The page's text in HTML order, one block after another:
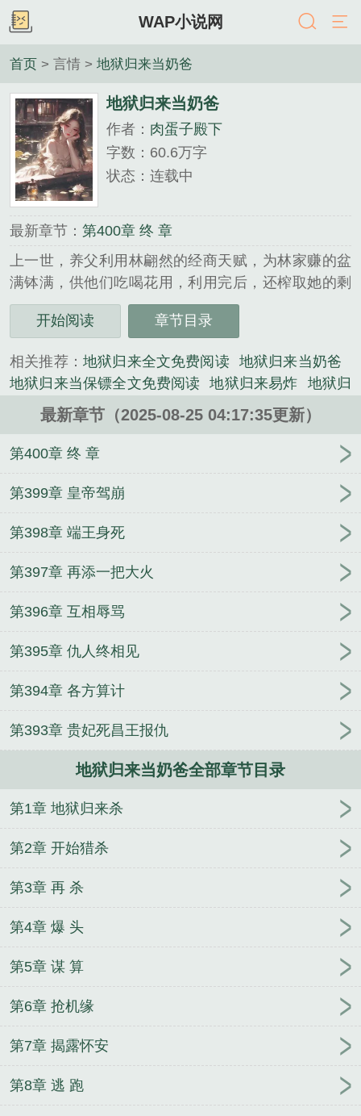
WAP小说网
首页 > 言情 > 地狱归来当奶爸
地狱归来当奶爸
作者： 肉蛋子殿下
字数：60.6万字
状态：连载中
最新章节： 第400章 终 章
上一世，养父利用林翩然的经商天赋，为林家赚的盆
满钵满，供他们吃喝花用，利用完后，还榨取她的剩
余价值，把她送给近六十岁的老靖王做妾，为儿子的
仕途铺路，把她利用了个彻底。 重生后，林翩然
《地狱归来当奶爸》是肉蛋子殿下精心创作的言情类
小说。
开始阅读 章节目录
相关推荐： 地狱归来全文免费阅读
地狱归来当奶爸
地狱归来当保镖全文免费阅读
地狱归来易炸
地狱归
来 by易炸
地狱归来林寒
地狱归来当奶爸 全文阅
地狱归来江秋免费阅读 地狱归来贱尊 地狱归来
林寒全文免费阅读
地狱归来仇人颤抖我高嫁后夺凤
来
地狱归来的意思
我高嫁后夺凤位
什么 地狱归来秦云
地狱归来在都
炸全文阅读 第一章从地狱归来
地狱
归来的
仇人颤抖
地狱归来免费阅
读
地狱归来林寒免费
最新章节（2025-08-25 04:17:35更新）
第400章 终 章
第399章 皇帝驾崩
第398章 端王身死
第397章 再添一把大火
第396章 互相辱骂
第395章 仇人终相见
第394章 各方算计
第393章 贵妃死昌王报仇
地狱归来当奶爸全部章节目录
第1章 地狱归来杀
第2章 开始猎杀
第3章 再 杀
第4章 爆 头
第5章 谋 算
第6章 抢机缘
第7章 揭露怀安
第8章 逃 跑